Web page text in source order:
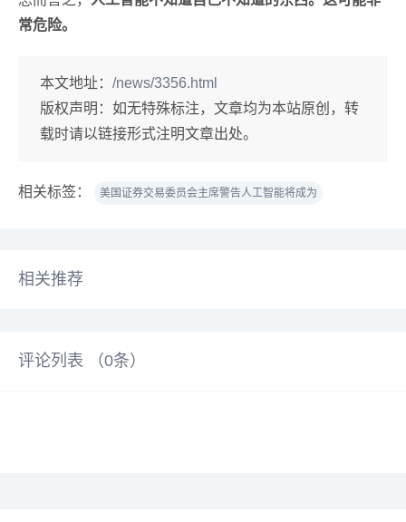
常危险。
本文地址： /news/3356.html
版权声明： 如无特殊标注，文章均为本站原创，转
载时请以链接形式注明文章出处。
相关标签： 美国证券交易委员会主席警告人工智能将成为
相关推荐
评论列表 （0条）